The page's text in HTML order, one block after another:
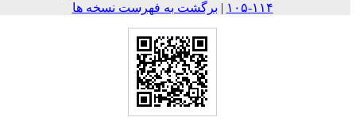
۱۱۴-۱۰۵
| برگشت به فهرست نسخه ها